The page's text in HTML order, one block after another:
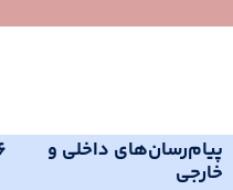
پیام‌رسان‌های داخلی و
خارجی